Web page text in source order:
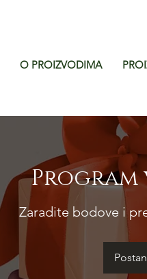
O PROIZVODIMA
Zaradite bodove i